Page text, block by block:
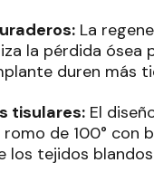
La
la pérdida ósea
duren más
tisulares: El
de 100° con
los tejidos blandos